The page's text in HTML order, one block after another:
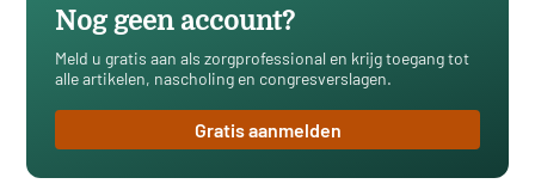
Nog geen account?
Meld u gratis aan als zorgprofessional en krijg toegang tot
alle artikelen, nascholing en congresverslagen.
Gratis aanmelden